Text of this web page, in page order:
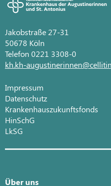
Jakobstraße 27-31
50678 Köln
Telefon 0221 3308-0
kh.kh-
Impressum
Datenschutz
Krankenhauszukunftsfonds
HinSchG
LkSG
Über uns